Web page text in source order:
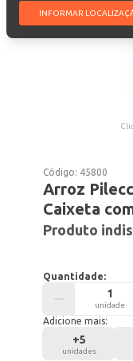
INFORMAR
Código: 45800
Arroz
Caixeta
Produto
Quantidade:
unidade
Adicione mais:
+5
unidades